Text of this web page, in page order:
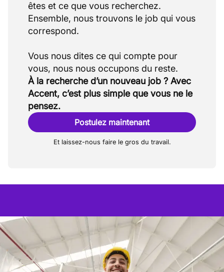
êtes et ce que vous recherchez.
Ensemble, nous trouvons le job qui vous
correspond.
Vous nous dites ce qui compte pour
À la recherche d’un nouveau job ? Avec
Accent, c’est plus simple que vous ne le
pensez.
Postulez maintenant
Et laissez-nous faire le gros du travail.